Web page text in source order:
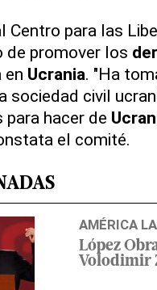
Centro para las
de promover los
en Ucrania. "Ha
sociedad civil
hacer de
el comité.
AMÉRICA
López
Volodimir